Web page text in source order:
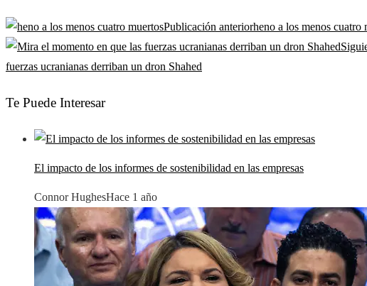
Publicación anteriorheno a los menos cuatro
fuerzas ucranianas derriban un dron Shahed
Te Puede Interesar
El impacto de los informes de sostenibilidad en las empresas
Connor HughesHace 1 año